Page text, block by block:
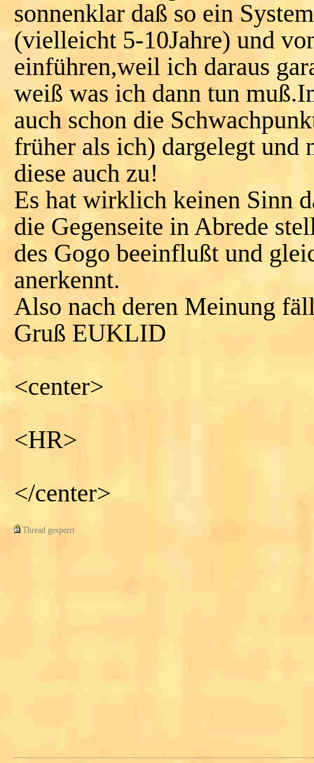
sonnenklar daß so ein
(vielleicht 5-10Jahre) und
einführen,weil ich daraus
weiß was ich dann tun
auch schon die
früher als ich) dargelegt und
diese auch zu!
Es hat wirklich keinen Sinn
die Gegenseite in Abrede
des Gogo beeinflußt und
anerkennt.
Also nach deren Meinung
Gruß EUKLID
<center>
<HR>
</center>
Thread gesperrt